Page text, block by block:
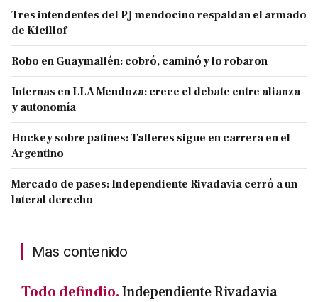
Tres intendentes del PJ mendocino respaldan el armado
de Kicillof
Robo en Guaymallén: cobró, caminó y lo robaron
Internas en LLA Mendoza: crece el debate entre alianza
y autonomía
Hockey sobre patines: Talleres sigue en carrera en el
Argentino
Mercado de pases: Independiente Rivadavia cerró a un
lateral derecho
Mas contenido
Todo defindio.Independiente Rivadavia